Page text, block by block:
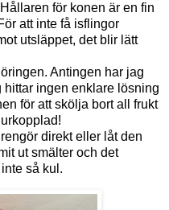
för konen är en fin
att inte få isflingor
utsläppet, det blir lätt
Antingen har jag
ingen enklare lösning
för att skölja bort all frukt
direkt eller låt den
ut smälter och det
så kul.